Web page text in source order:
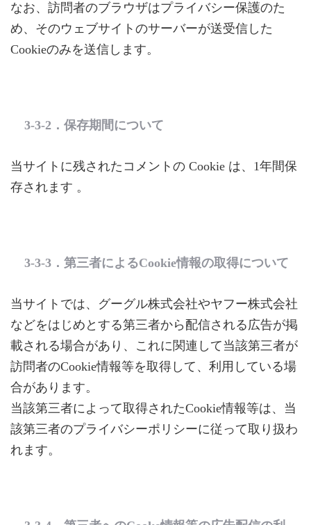
なお、訪問者のブラウザはプライバシー保護のた
め、そのウェブサイトのサーバーが送受信した
Cookieのみを送信します。
3-3-2．保存期間について
当サイトに残されたコメントの Cookie は、1年間保
存されます 。
3-3-3．第三者によるCookie情報の取得について
当サイトでは、グーグル株式会社やヤフー株式会社
などをはじめとする第三者から配信される広告が掲
載される場合があり、これに関連して当該第三者が
訪問者のCookie情報等を取得して、利用している場
合があります。
当該第三者によって取得されたCookie情報等は、当
該第三者のプライバシーポリシーに従って取り扱わ
れます。